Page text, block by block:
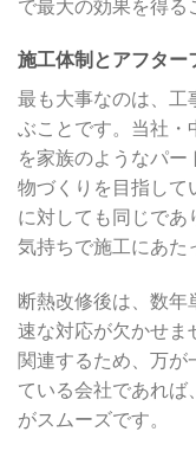
で最大の効果を得る
施工体制とアフター
最も大事なのは、工
ぶことです。当社・
を家族のようなパ
物づくりを目指して
に対しても同じであ
気持ちで施工にあた
断熱改修後は、数年
速な対応が欠かせま
関連するため、万が
ている会社であれば
がスムーズです。